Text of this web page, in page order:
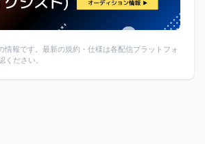
情報です。最新の規約・仕様は各配信プラットフォ
ください。
信機材情報を